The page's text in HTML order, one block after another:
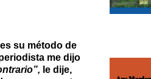
su método de
me dijo
le dije,